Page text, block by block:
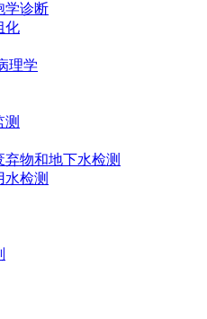
学诊断
化
理学
测
弃物和地下水检测
水检测